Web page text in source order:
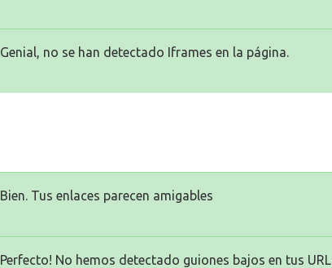
Genial, no se han detectado Iframes en la página.
Bien. Tus enlaces parecen amigables
Perfecto! No hemos detectado guiones bajos en tus